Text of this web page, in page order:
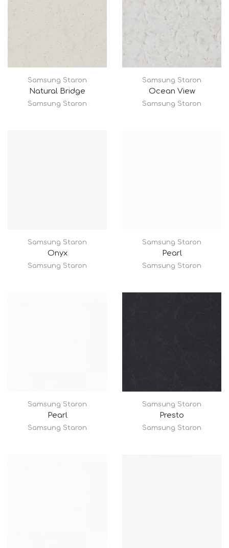
Samsung Staron
Natural Bridge
Samsung Staron
Samsung Staron
Ocean View
Samsung Staron
Samsung Staron
Onyx
Samsung Staron
Samsung Staron
Pearl
Samsung Staron
Samsung Staron
Pearl
Samsung Staron
Samsung Staron
Presto
Samsung Staron